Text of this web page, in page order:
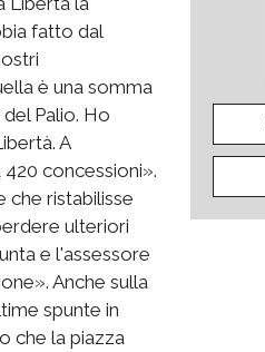
fatto dal
è una somma
Palio. Ho
A
concessioni».
che ristabilisse
ulteriori
e l'assessore
Anche sulla
spunte in
che la piazza